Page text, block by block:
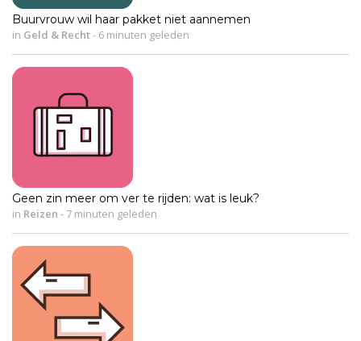
Buurvrouw wil haar pakket niet aannemen
in Geld & Recht- 6 minuten geleden
Geen zin meer om ver te rijden: wat is leuk?
in Reizen - 7 minuten geleden